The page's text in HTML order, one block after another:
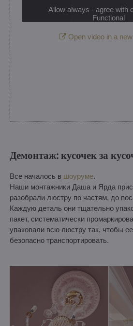
Allow always - agree with
Functional
Open video in a
Демонтаж: кусочек за
Все началось в шоуруме.
Наши монтажники Даша и Ярда
разобрали люстру по частям, до
Каждую деталь они тщательно
пакет, систематически
упаковали всю люстру так, чтобы
безопасно транспортировать.